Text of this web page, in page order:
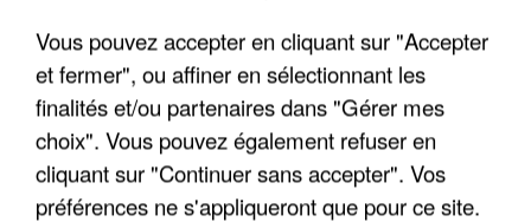
LES DONNÉES DE 300 000 CLIENTS DÉROBÉES À
INTERMARCHÉ APRÈS UNE...
Vous pouvez accepter en cliquant sur "Accepter
et fermer", ou affiner en sélectionnant les
finalités et/ou partenaires dans "Gérer mes
choix". Vous pouvez également refuser en
cliquant sur "Continuer sans accepter". Vos
préférences ne s'appliqueront que pour ce site.